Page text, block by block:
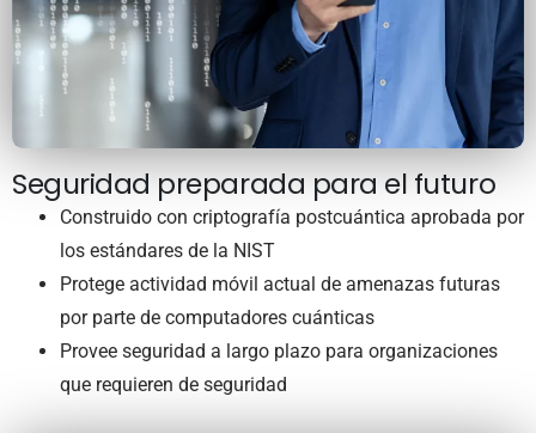
Seguridad preparada para el futuro
Construido con criptografía postcuántica aprobada por
los estándares de la NIST
Protege actividad móvil actual de amenazas futuras
por parte de computadores cuánticas
Provee seguridad a largo plazo para organizaciones
que requieren de seguridad